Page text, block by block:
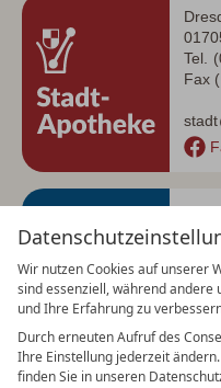
Wir nutzen Cookies auf unserer
sind essenziell, während andere
und Ihre Erfahrung zu
Durch erneuten Aufruf des
Ihre Einstellung jederzeit
finden Sie in unseren
Tel.
Fax
Tel.
Fax